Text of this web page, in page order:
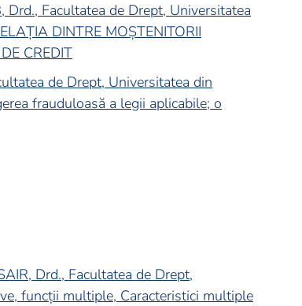
Drd., Facultatea de Drept, Universitatea
DINTRE MOȘTENITORII
CREDIT
de Drept, Universitatea din
frauduloasă a legii aplicabile; o
Drd., Facultatea de Drept,
funcții multiple, Caracteristici multiple